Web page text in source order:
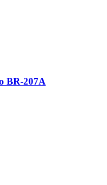
BR-207A